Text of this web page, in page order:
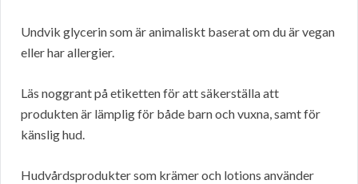
Undvik glycerin som är animaliskt baserat om du är vegan
eller har allergier.
Läs noggrant på etiketten för att säkerställa att
produkten är lämplig för både barn och vuxna, samt för
känslig hud.
Hudvårdsprodukter som krämer och lotions använder